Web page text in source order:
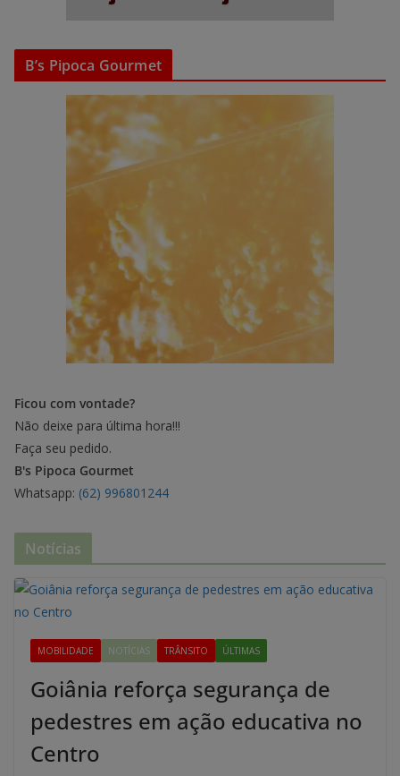
B’s Pipoca Gourmet
Ficou com vontade?
Não deixe para última hora!!!
Faça seu pedido.
B's Pipoca Gourmet
Whatsapp: (62) 996801244
Notícias
MOBILIDADE NOTÍCIAS TRÂNSITO ÚLTIMAS
Goiânia reforça segurança de
pedestres em ação educativa no
Centro